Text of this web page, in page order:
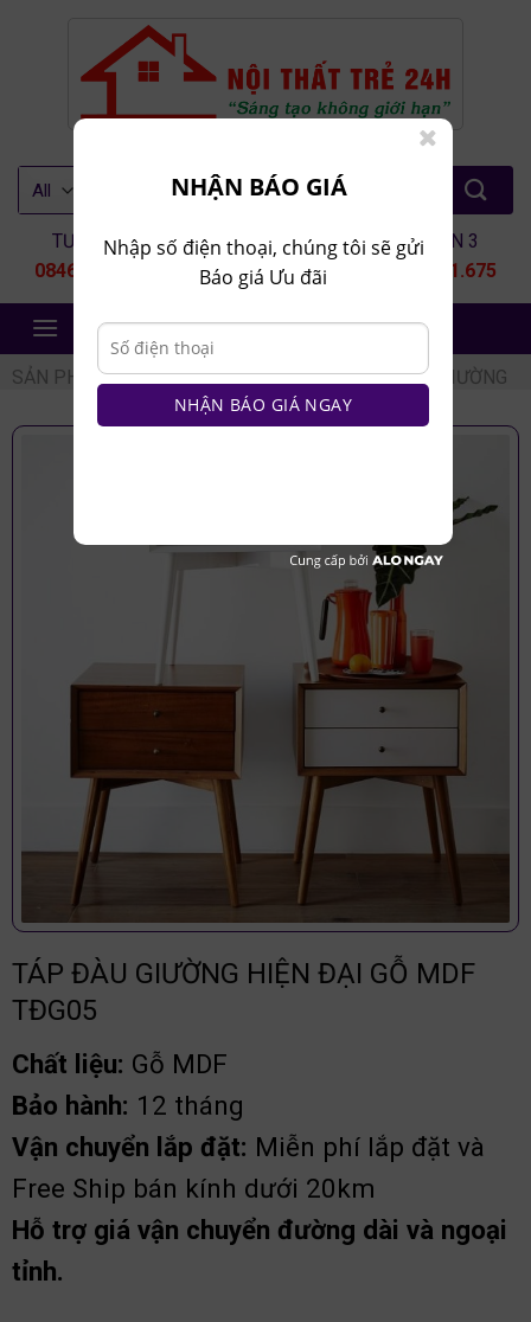
TƯ VẤN 1
0846.80.9999
TƯ VẤN 2
0935.435.286
TƯ VẤN 3
0964.651.675
NỘI THẤT TRẺ 24H
SẢN PHẨM / NỘI THẤT PHÒNG NGỦ / TAB ĐẦU GIƯỜNG
TÁP ĐÀU GIƯỜNG HIỆN ĐẠI GỖ MDF
TĐG05
Chất liệu: Gỗ MDF
Bảo hành: 12 tháng
Vận chuyển lắp đặt: Miễn phí lắp đặt và
Free Ship bán kính dưới 20km
Hỗ trợ giá vận chuyển đường dài và ngoại
tỉnh.
NHẬN BÁO GIÁ
Nhập số điện thoại, chúng tôi sẽ gửi
Báo giá Ưu đãi
NHẬN BÁO GIÁ NGAY